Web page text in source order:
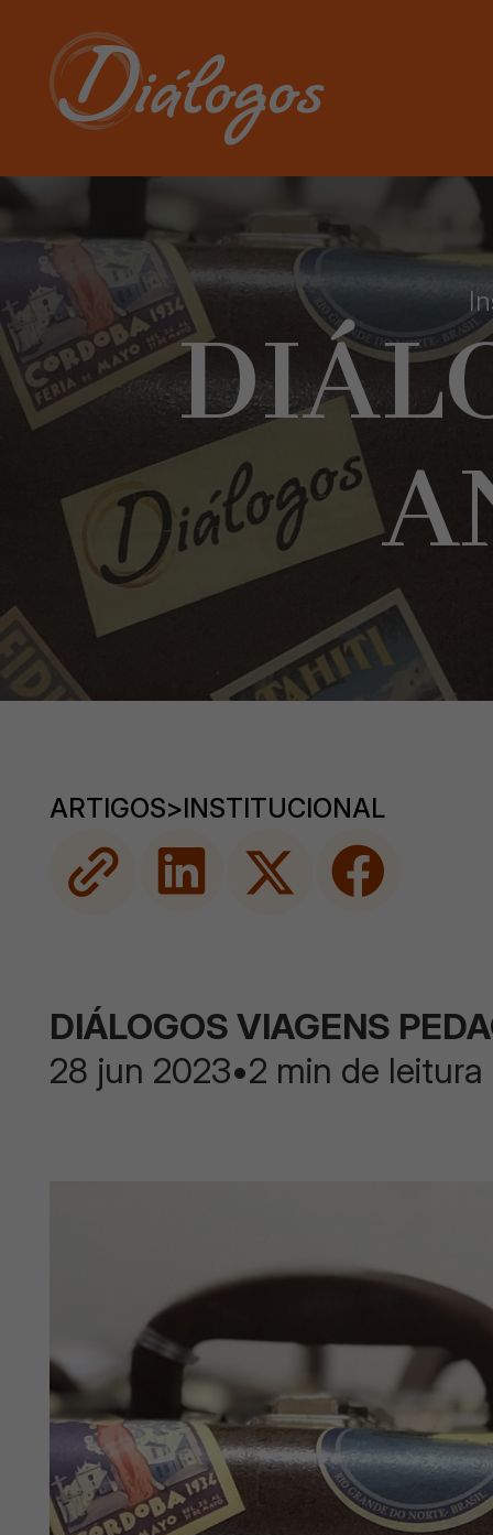
ARTIGOS>INSTITUCIONAL
DIÁLOGOS VIAGENS
28 jun 2023•2 min de leitura